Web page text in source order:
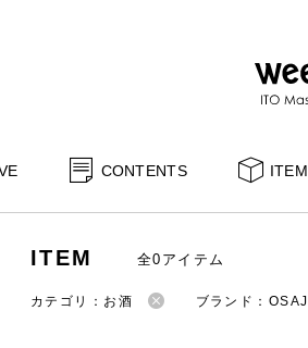
CONTENTS ITEM
ITEM 全0アイテム
カテゴリ：お酒 ブランド：OSAJI